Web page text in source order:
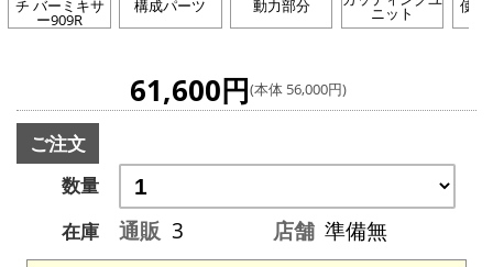
チ バーミキサ
ー909R
構成パーツ 動力部分 ニット 使用
61,600円(本体 56,000円)
ご注文
数量
在庫
通販 3 店舗 準備無